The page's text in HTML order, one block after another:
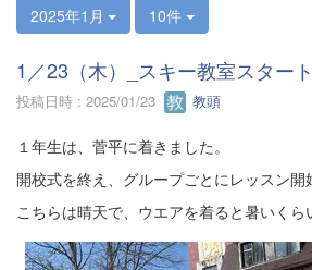
2025年1月 10件
1／23（木）_スキー教室スタート
投稿日時 : 2025/01/23 教頭
１年生は、菅平に着きました。
開校式を終え、グループごとにレッスン開
こちらは晴天で、ウエアを着ると暑いくら